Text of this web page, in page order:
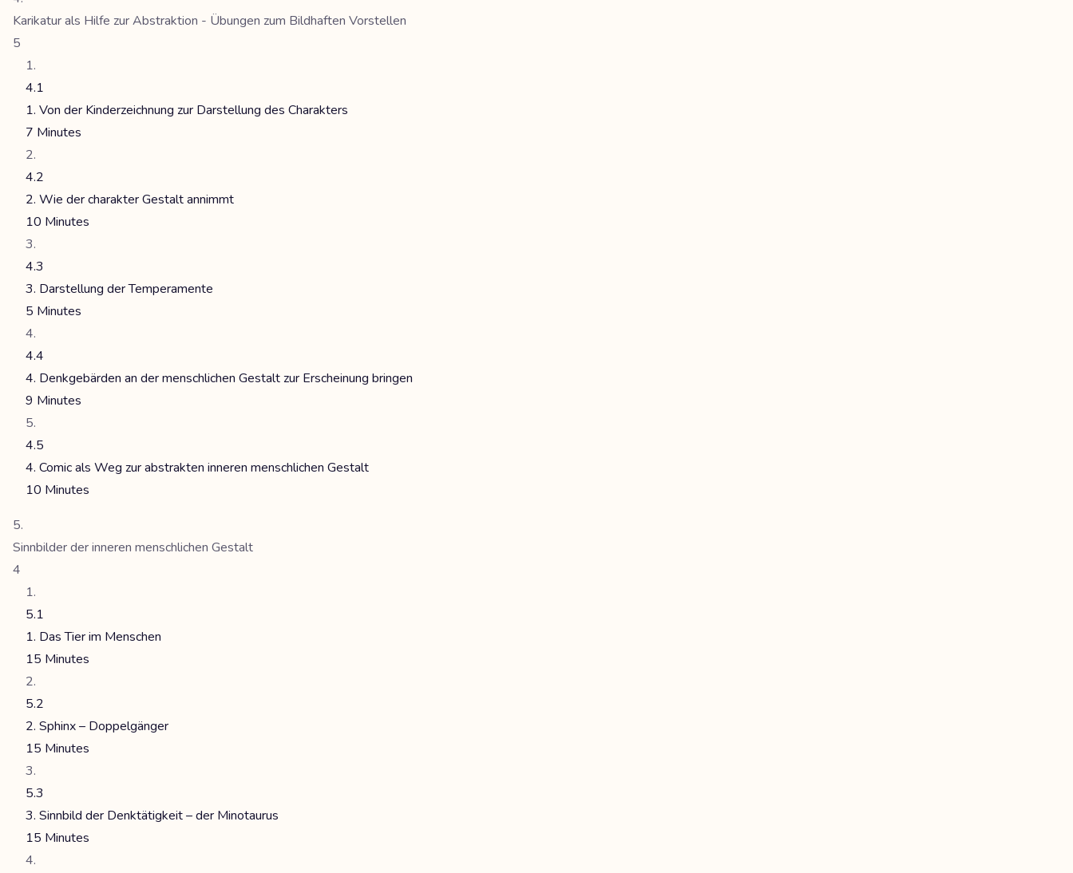
Karikatur als Hilfe zur Abstraktion - Übungen zum Bildhaften Vorstellen
5
4.1
1. Von der Kinderzeichnung zur Darstellung des Charakters
7 Minutes
4.2
2. Wie der charakter Gestalt annimmt
10 Minutes
4.3
3. Darstellung der Temperamente
5 Minutes
4.4
4. Denkgebärden an der menschlichen Gestalt zur Erscheinung bringen
9 Minutes
4.5
4. Comic als Weg zur abstrakten inneren menschlichen Gestalt
10 Minutes
Sinnbilder der inneren menschlichen Gestalt
4
5.1
1. Das Tier im Menschen
15 Minutes
5.2
2. Sphinx – Doppelgänger
15 Minutes
5.3
3. Sinnbild der Denktätigkeit – der Minotaurus
15 Minutes